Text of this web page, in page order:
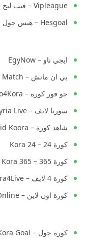
Vipleague – فيب ليج
Hesgoal – هيس جول
ايجي ناو – EgyNow
بي ان ماتش – BeIN Match
جو فور كورة – Go4Kora
سوريا لايف – Syria Live
شاهد كورة – Shahid Koora
كورة 24 – Kora 24
كورة 365 – Kora 365
كورة 4 لايف – Kooora4Live
كورة اون لاين – Kora Online
كورة جول – Kora Goal